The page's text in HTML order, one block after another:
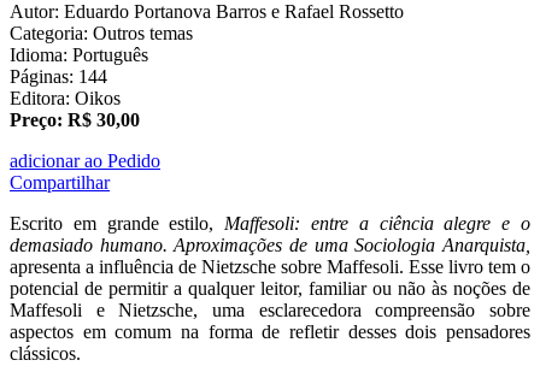
Autor: Eduardo Portanova Barros e Rafael Rossetto
Categoria: Outros temas
Idioma: Português
Páginas: 144
Editora: Oikos
Preço: R$ 30,00
adicionar ao Pedido
Compartilhar
Escrito em grande estilo, Maffesoli: entre a ciência alegre e o
demasiado humano. Aproximações de uma Sociologia Anarquista,
apresenta a influência de Nietzsche sobre Maffesoli. Esse livro tem o
potencial de permitir a qualquer leitor, familiar ou não às noções de
Maffesoli e Nietzsche, uma esclarecedora compreensão sobre
aspectos em comum na forma de refletir desses dois pensadores
clássicos.